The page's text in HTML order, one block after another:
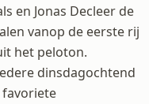
en Jonas Decleer de
vanop de eerste rij
het peloton.
dinsdagochtend
favoriete